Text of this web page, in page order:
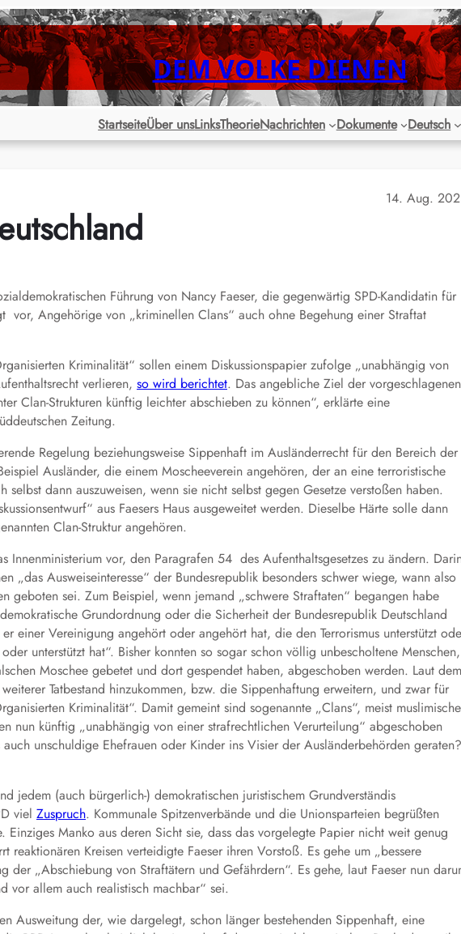
DEM VOLKE DIENEN
StartseiteÜber unsLinksTheorieNachrichten Dokumente Deutsch
14. Aug.
Führung von Nancy Faeser, die gegenwärtig SPD-Kandidatin für
vor, Angehörige von „kriminellen Clans“ auch ohne Begehung einer Straftat
Kriminalität“ sollen einem Diskussionspapier zufolge „unabhängig von
verlieren, so wird berichtet. Das angebliche Ziel der vorgeschlagenen
Clan-Strukturen künftig leichter abschieben zu können“, erklärte eine
Zeitung.
Regelung beziehungsweise Sippenhaft im Ausländerrecht für den Bereich der
Ausländer, die einem Moscheeverein angehören, der an eine terroristische
dann auszuweisen, wenn sie nicht selbst gegen Gesetze verstoßen haben.
aus Faesers Haus ausgeweitet werden. Dieselbe Härte solle dann
Clan-Struktur angehören.
Innenministerium vor, den Paragrafen 54 des Aufenthaltsgesetzes zu ändern.
„das Ausweiseinteresse“ der Bundesrepublik besonders schwer wiege, wann also
geboten sei. Zum Beispiel, wenn jemand „schwere Straftaten“ begangen habe
Grundordnung oder die Sicherheit der Bundesrepublik Deutschland
einer Vereinigung angehört oder angehört hat, die den Terrorismus unterstützt
unterstützt hat“. Bisher konnten so sogar schon völlig unbescholtene Menschen,
Moschee gebetet und dort gespendet haben, abgeschoben werden. Laut dem
Tatbestand hinzukommen, bzw. die Sippenhaftung erweitern, und zwar für
Kriminalität“. Damit gemeint sind sogenannte „Clans“, meist muslimische
nun künftig „unabhängig von einer strafrechtlichen Verurteilung“ abgeschoben
unschuldige Ehefrauen oder Kinder ins Visier der Ausländerbehörden geraten?
jedem (auch bürgerlich-) demokratischen juristischem Grundverständis
viel Zuspruch. Kommunale Spitzenverbände und die Unionsparteien begrüßten
Manko aus deren Sicht sie, dass das vorgelegte Papier nicht weit genug
Kreisen verteidigte Faeser ihren Vorstoß. Es gehe um „bessere
der „Abschiebung von Straftätern und Gefährdern“. Es gehe, laut Faeser nun
vor allem auch realistisch machbar“ sei.
Ausweitung der, wie dargelegt, schon länger bestehenden Sippenhaft, eine